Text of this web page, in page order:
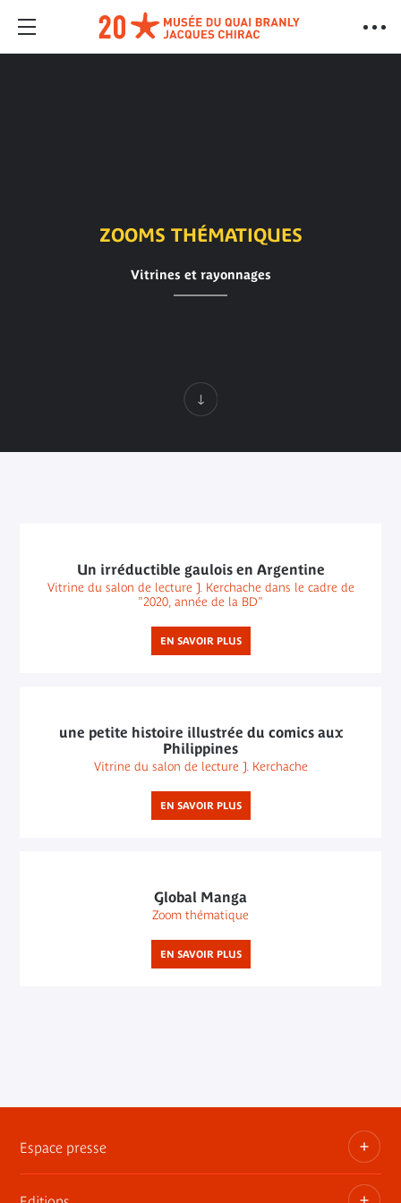
ZOOMS THÉMATIQUES
Vitrines et rayonnages
Un irréductible gaulois en Argentine
Vitrine du salon de lecture J. Kerchache dans le cadre de
"2020, année de la BD"
EN SAVOIR PLUS
une petite histoire illustrée du comics aux
Philippines
Vitrine du salon de lecture J. Kerchache
EN SAVOIR PLUS
Global Manga
Zoom thématique
EN SAVOIR PLUS
Espace presse